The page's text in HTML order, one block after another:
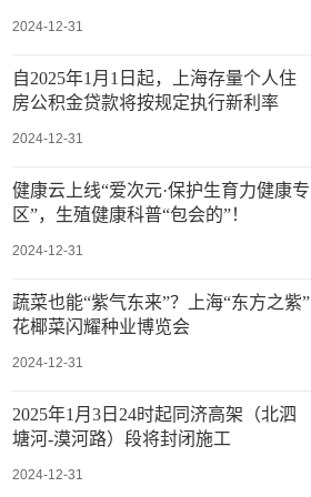
2024-12-31
自2025年1月1日起，上海存量个人住
房公积金贷款将按规定执行新利率
2024-12-31
健康云上线“爱次元·保护生育力健康专
区”，生殖健康科普“包会的”！
2024-12-31
蔬菜也能“紫气东来”？上海“东方之紫”
花椰菜闪耀种业博览会
2024-12-31
2025年1月3日24时起同济高架（北泗
塘河-漠河路）段将封闭施工
2024-12-31